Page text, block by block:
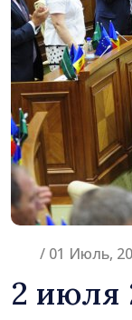
/ 01 Июль,
2 июля